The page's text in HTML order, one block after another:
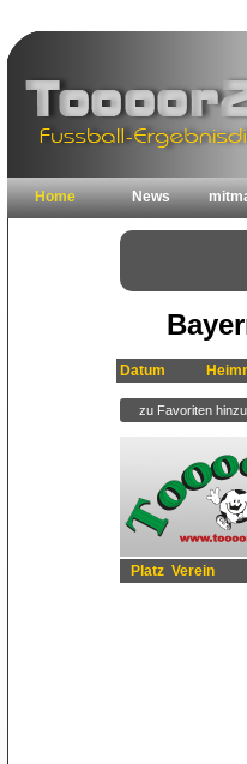
Home News
Datum
Platz Verein